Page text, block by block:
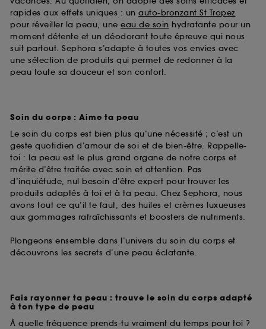
rapides aux effets uniques : un auto-bronzant St Tropez
pour réveiller la peau, une eau de soin hydratante pour un
moment détente et un déodorant toute épreuve qui nous
suit partout. Sephora s’adapte à toutes vos envies avec
une sélection de produits qui permet de redonner à la
peau toute sa douceur et son confort.
Soin du corps : Aime ta peau
Le soin du corps est bien plus qu’une nécessité ; c’est un
geste quotidien d’amour de soi et de bien-être. Rappelle-
toi : la peau est le plus grand organe de notre corps et
mérite d’être traitée avec soin et attention. Pas
d’inquiétude, nul besoin d’être expert pour trouver les
produits adaptés à toi et à ta peau. Chez Sephora, nous
avons tout ce qu’il te faut, des huiles et crèmes luxueuses
aux gommages rafraîchissants et boosters de nutriments.
Plongeons ensemble dans l’univers du soin du corps et
découvrons les secrets d’une peau éclatante.
Fais rayonner ta peau : trouve le soin du corps adapté
à ton type de peau
À quelle fréquence prends-tu vraiment du temps pour toi ?